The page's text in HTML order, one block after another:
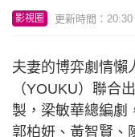
影視圈 更新時間：
夫妻的博弈劇情懶
（YOUKU）聯合
製，梁敏華總編劇
郭柏妍、黃智賢、